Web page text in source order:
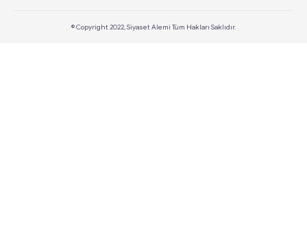
© Copyright 2022, Siyaset Alemi Tüm Hakları Saklıdır.